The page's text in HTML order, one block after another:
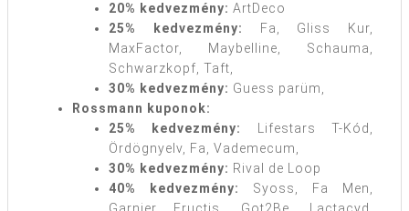
20% kedvezmény: ArtDeco
25% kedvezmény:
Fa, Gliss Kur,
MaxFactor, Maybelline, Schauma,
Schwarzkopf, Taft,
30% kedvezmény: Guess parüm,
Rossmann kuponok:
25% kedvezmény:
Lifestars T-Kód,
Ördögnyelv, Fa, Vademecum,
30% kedvezmény: Rival de Loop
40% kedvezmény:
Syoss, Fa Men,